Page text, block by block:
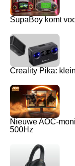
SupaBoy komt
Creality Pika:
Nieuwe AOC-
500Hz